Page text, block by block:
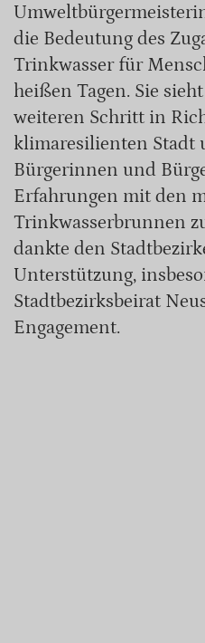
die Bedeutung des
Trinkwasser für
heißen Tagen. Sie
weiteren Schritt in
klimaresilienten Stadt
Bürgerinnen und
Erfahrungen mit den
Trinkwasserbrunnen
dankte den
Unterstützung,
Stadtbezirksbeirat
Engagement.